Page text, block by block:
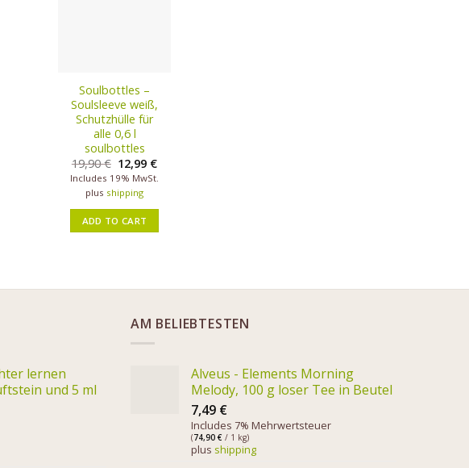
Soulbottles –
Soulsleeve weiß,
Schutzhülle für
alle 0,6 l
soulbottles
19,90€ 12,99 €
Includes 19% MwSt.
plus shipping
ADD TO CART
lernen
und 5 ml
AM BELIEBTESTEN
Alveus - Elements Morning
Melody, 100 g loser Tee in Beutel
7,49 €
Includes 7% Mehrwertsteuer
(74,90 € / 1 kg)
plus shipping